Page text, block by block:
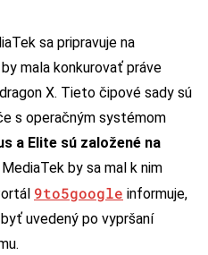
sa pripravuje na
mala konkurovať práve
X. Tieto čipové sady sú
s operačným systémom
a Elite sú založené na
by sa mal k nim
9to5google informuje,
uvedený po vypršaní